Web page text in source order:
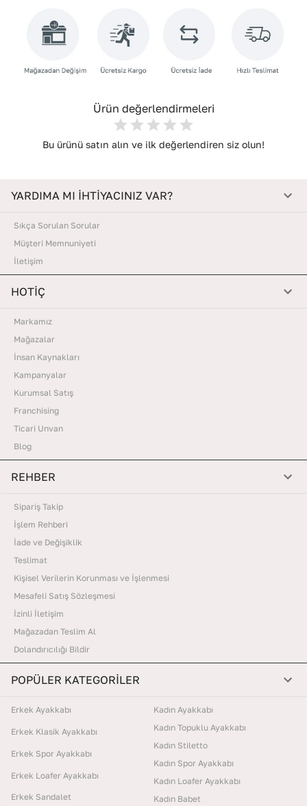
Topuk Tipi:İnce Topuklu
arındırın. Hafif nemli bezle silin, doğal olarak kurumasını
Ürün değerlendirmeleri
Bu ürünü satın alın ve ilk değerlendiren siz olun!
YARDIMA MI İHTİYACINIZ VAR?
Sıkça Sorulan Sorular
Müşteri Memnuniyeti
İletişim
HOTİÇ
Markamız
Mağazalar
İnsan Kaynakları
Kampanyalar
Kurumsal Satış
Franchising
Ticari Unvan
Blog
REHBER
Sipariş Takip
İşlem Rehberi
İade ve Değişiklik
Teslimat
Kişisel Verilerin Korunması ve İşlenmesi
Mesafeli Satış Sözleşmesi
İzinli İletişim
Mağazadan Teslim Al
Dolandırıcılığı Bildir
POPÜLER KATEGORİLER
Erkek Ayakkabı
Erkek Klasik Ayakkabı
Erkek Spor Ayakkabı
Erkek Loafer Ayakkabı
Erkek Sandalet
Kadın Ayakkabı
Kadın Topuklu Ayakkabı
Kadın Stiletto
Kadın Spor Ayakkabı
Kadın Loafer Ayakkabı
Kadın Babet